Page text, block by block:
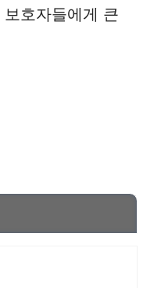
호자들에게 큰